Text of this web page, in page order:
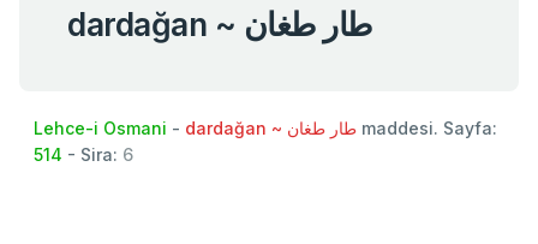
dardağan ~ طار طغان
Lehce-i Osmani - dardağan ~ طار طغان maddesi. Sayfa:
514 - Sira: 6